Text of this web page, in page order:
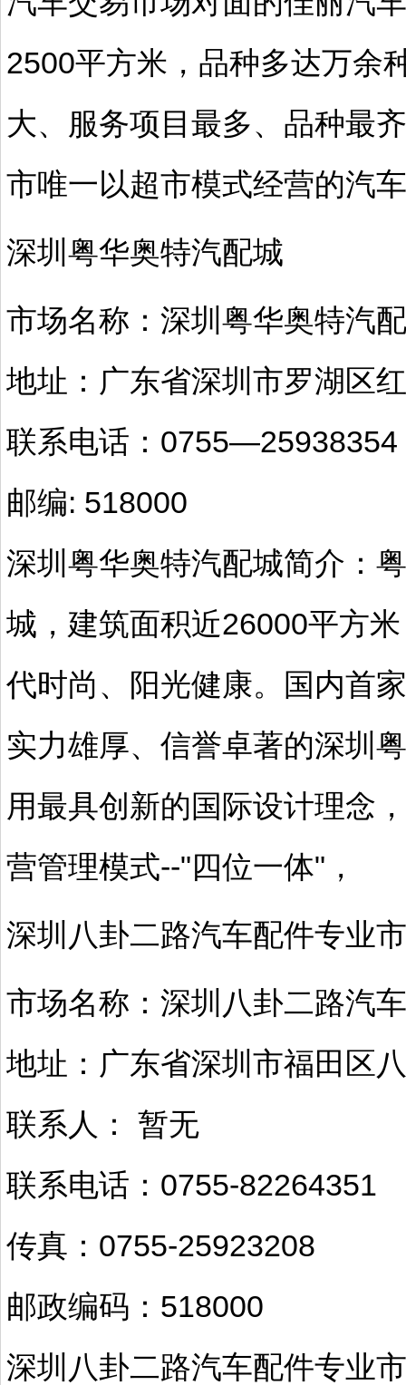
2500平方米，品种多达万余
大、服务项目最多、品种最
市唯一以超市模式经营的汽
深圳粤华奥特汽配城
市场名称：深圳粤华奥特汽
地址：广东省深圳市罗湖区
联系电话：0755—25938354
邮编: 518000
深圳粤华奥特汽配城简介：
城，建筑面积近26000平方
代时尚、阳光健康。国内首
实力雄厚、信誉卓著的深圳
用最具创新的国际设计理念
营管理模式--"四位一体"，
深圳八卦二路汽车配件专业
市场名称：深圳八卦二路汽
地址：广东省深圳市福田区
联系人： 暂无
联系电话：0755-82264351
传真：0755-25923208
邮政编码：518000
深圳八卦二路汽车配件专业